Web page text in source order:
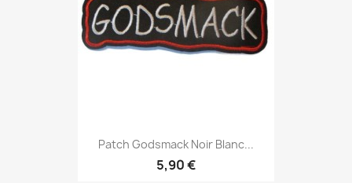
Patch Godsmack Noir Blanc...
5,90 €